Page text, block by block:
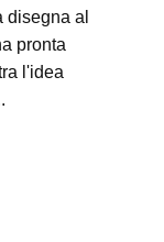
disegna al
pronta
l'idea